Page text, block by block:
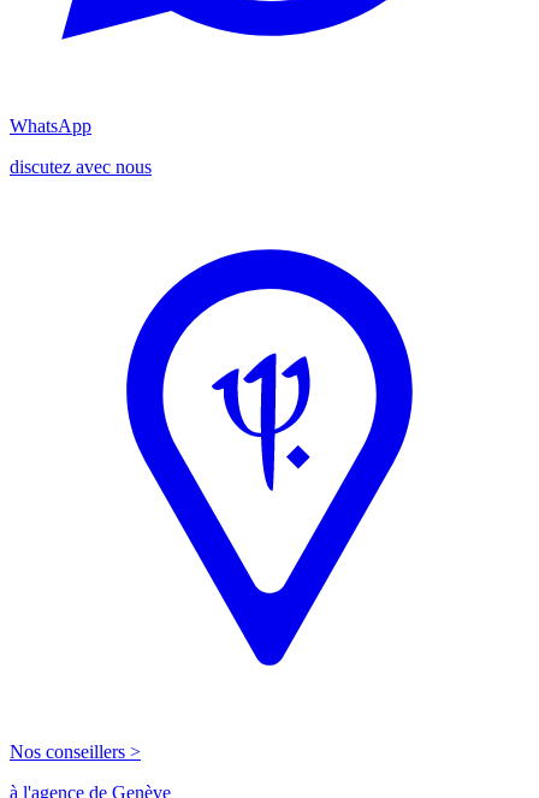
WhatsApp
discutez avec nous
Nos conseillers >
à l'agence de Genève